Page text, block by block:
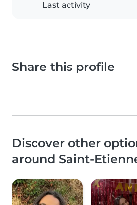
Last activity
Share this profile
Discover other
around Saint-